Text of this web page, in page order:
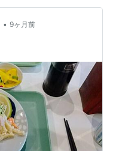
• 9ヶ月前